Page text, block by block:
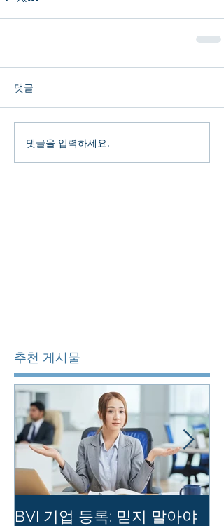
댓글
댓글을 입력하세요.
추천 게시물
BVI 기업 등록: 믿지 말아야